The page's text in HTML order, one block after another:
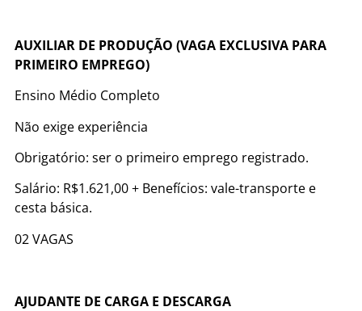
AUXILIAR DE PRODUÇÃO (VAGA EXCLUSIVA PARA
PRIMEIRO EMPREGO)
Ensino Médio Completo
Não exige experiência
Obrigatório: ser o primeiro emprego registrado.
Salário: R$1.621,00 + Benefícios: vale-transporte e
cesta básica.
02 VAGAS
AJUDANTE DE CARGA E DESCARGA